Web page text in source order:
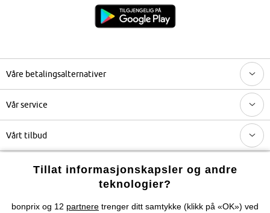
Våre betalingsalternativer
Vår service
Vårt tilbud
SelskapetTillat informasjonskapsler og andre
teknologier?
bonprix og 12 partnere trenger ditt samtykke (klikk på «OK») ved